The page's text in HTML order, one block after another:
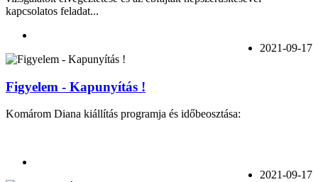
kapcsolatos feladat...
2021-09-17
Figyelem - Kapunyítás !
Komárom Diana kiállítás programja és időbeosztása:
2021-09-17